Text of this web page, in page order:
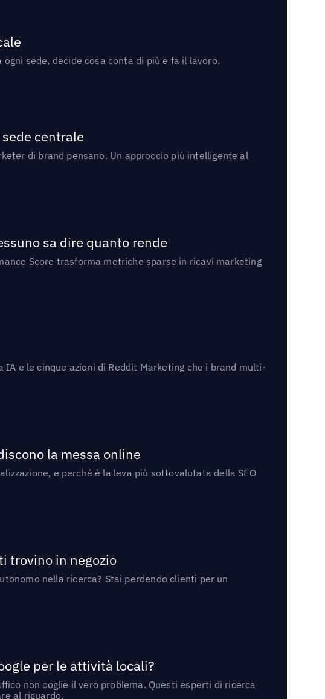
sede, decide cosa conta di più e fa il lavoro.
centrale
di brand pensano. Un approccio più intelligente al
sa dire quanto rende
Score trasforma metriche sparse in ricavi marketing
e le cinque azioni di Reddit Marketing che i brand multi-
la messa online
e perché è la leva più sottovalutata della SEO
trovino in negozio
nella ricerca? Stai perdendo clienti per un
per le attività locali?
non coglie il vero problema. Questi esperti di ricerca
al riguardo.